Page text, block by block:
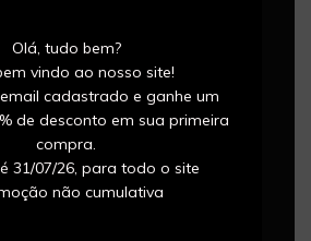
Olá, tudo bem?
vindo ao nosso site!
cadastrado e ganhe um
de desconto em sua primeira
compra.
31/07/26, para todo o site
não cumulativa